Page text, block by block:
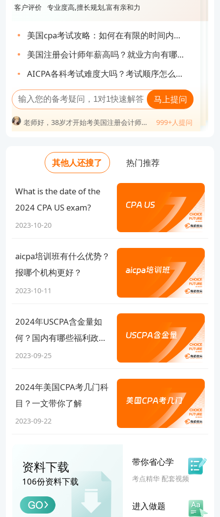
友会副会长、高顿考前冲刺营人气教
练、1对1考前辅导教练
客户评价 专业度高,擅长规划,富有亲和力
美国cpa考试攻略：如何在有限的时间内完
成备考？
美国注册会计师年薪高吗？就业方向有哪
些？
AICPA各科考试难度大吗？考试顺序怎么排
比较好？
马上提问
不会太迟？
老师好，美国注册会计师通过率是多少？
老师好，有了美国注册会计师证后好找工
作吗？
老师好，考出美国注册会计师的难度相当
老师好，美国注会考试怎样备考（越详细
999+人提问
任南京审计大学内审计教育项目主任、
10年以上教学研究经验
客户评价 教学严谨，思路清晰，细心负责
美国CPA考试难度大不大？掌握这些备考技
巧提高通过率！
AICPA报名流程是怎样的？一分钟带你全面
了解
2024年美国CPA考试蓝图正式发布：点击
马上提问
老师好，uscpa考了对移民留学有优势
吗？
老师好，美国注册会计师考试科目几年考
老师好，uscpa如果不去考会怎么样？
999+人提问
CFO、十多年北美学习及工作经验，是
高顿知名讲师
客户评价 课程讲授幽默风趣，深入浅出，引人入
2024年USCPA大改革：该如何制定备考计
考aicpa需要哪些条件？考试重点是什么？
AICPA持证人的前景如何？年薪有多高？
马上提问
老师好，考过美国注册会计师能干嘛？
老师好，考完美国注册会计师可以做什么
工作？
老师好，美国注册会计师工资待遇如何？
老师好，35岁考美国注册会计师有意义
999+人提问
考试满分记录保持者，现任Deloitte事务
所高级税务，是高顿知名讲师
客户评价 通俗易懂，逻辑分析力强,对考点把握十
uscpa证书有用吗？在国内的发展前景如
考了aicpa对移民有用吗？就业前景如何？
长？
老师好，uacpa自学过的概率大吗？
老师好，uscpa考下来大概费用多少？
老师好，美国注册会计师能干什么工作？
999+人提问
友会副会长、高顿考前冲刺营人气教
练、1对1考前辅导教练
客户评价 专业度高,擅长规划,富有亲和力
美国cpa考试攻略：如何在有限的时间内完
些？
比较好？
老师好，38岁才开始考美国注册会计师会
不会太迟？
老师好，美国注册会计师通过率是多少？
老师好，有了美国注册会计师证后好找工
老师好，美国注会考试怎样备考（越详细
越好）？
999+人提问
其他人还搜了 热门推荐
What is the date of the
2024 CPA US exam?
2023-10-20
aicpa培训班有什么优势？
报哪个机构更好？
2023-10-11
2024年USCPA含金量如
何？国内有哪些福利政
策？
2023-09-25
2024年美国CPA考几门科
目？一文带你了解
2023-09-22
资料下载
106份资料下载 考点精华 配套视频
带你省心学
进入做题